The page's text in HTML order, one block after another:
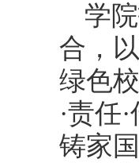
学
合，
绿色
·责任
铸家